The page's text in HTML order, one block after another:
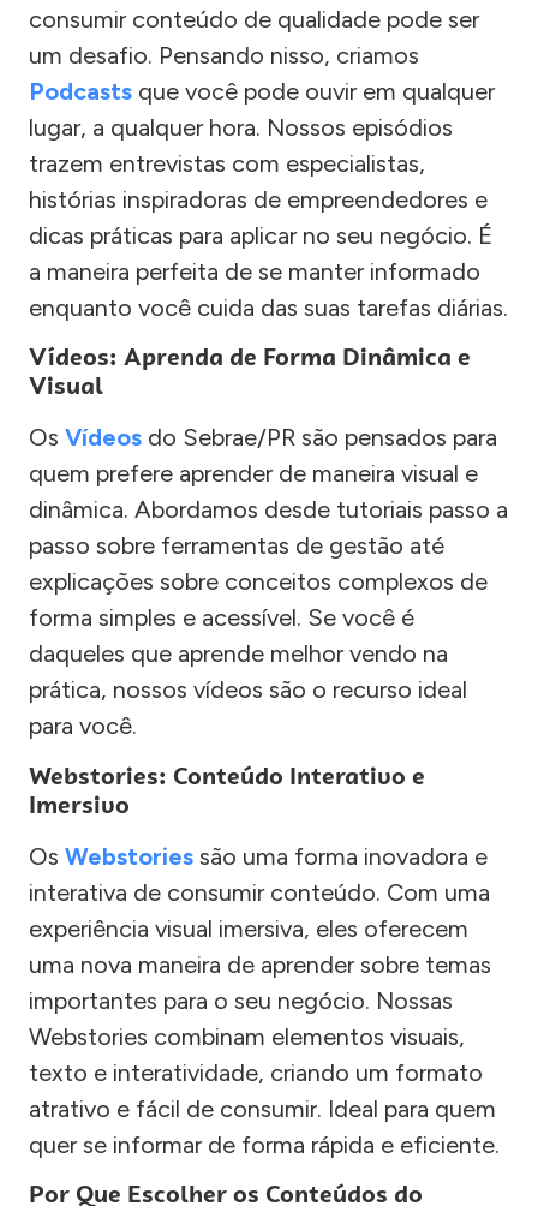
consumir conteúdo de qualidade pode ser
um desafio. Pensando nisso, criamos
Podcasts que você pode ouvir em qualquer
lugar, a qualquer hora. Nossos episódios
trazem entrevistas com especialistas,
histórias inspiradoras de empreendedores e
dicas práticas para aplicar no seu negócio. É
a maneira perfeita de se manter informado
enquanto você cuida das suas tarefas diárias.
Vídeos: Aprenda de Forma Dinâmica e
Visual
Os Vídeos do Sebrae/PR são pensados para
quem prefere aprender de maneira visual e
dinâmica. Abordamos desde tutoriais passo a
passo sobre ferramentas de gestão até
explicações sobre conceitos complexos de
forma simples e acessível. Se você é
daqueles que aprende melhor vendo na
prática, nossos vídeos são o recurso ideal
para você.
Webstories: Conteúdo Interativo e
Imersivo
Os Webstories são uma forma inovadora e
interativa de consumir conteúdo. Com uma
experiência visual imersiva, eles oferecem
uma nova maneira de aprender sobre temas
importantes para o seu negócio. Nossas
Webstories combinam elementos visuais,
texto e interatividade, criando um formato
atrativo e fácil de consumir. Ideal para quem
quer se informar de forma rápida e eficiente.
Por Que Escolher os Conteúdos do